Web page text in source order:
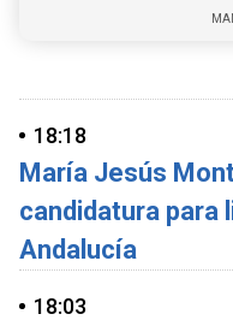
18:18
María Jesús
candidatura para
Andalucía
18:03